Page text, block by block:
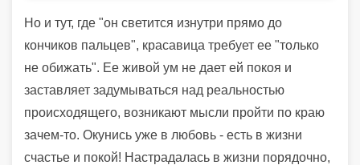
Но и тут, где "он светится изнутри прямо до
кончиков пальцев", красавица требует ее "только
не обижать". Ее живой ум не дает ей покоя и
заставляет задумываться над реальностью
происходящего, возникают мысли пройти по краю
зачем-то. Окунись уже в любовь - есть в жизни
счастье и покой! Настрадалась в жизни порядочно,